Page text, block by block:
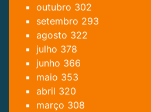
outubro 302
setembro 293
agosto 322
julho 378
junho 366
maio 353
abril 320
março 308